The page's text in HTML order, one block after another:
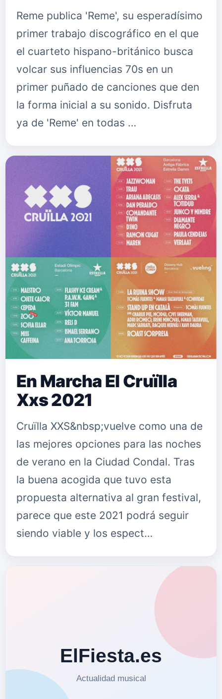
Reme publica 'Reme', su esperadísimo
primer trabajo discográfico en el que
el cuarteto hispano-británico busca
volcar sus influencias 70s en un
primer puñado de canciones que den
la forma inicial a su sonido. Disfruta
ya de 'Reme' en todas …
En Marcha El Cruïlla
Xxs 2021
Cruïlla XXS&nbsp;vuelve como una de
las mejores opciones para las noches
de verano en la Ciudad Condal. Tras
la buena acogida que tuvo esta
propuesta alternativa al gran festival,
parece que este 2021 podrá seguir
siendo viable y los espect…